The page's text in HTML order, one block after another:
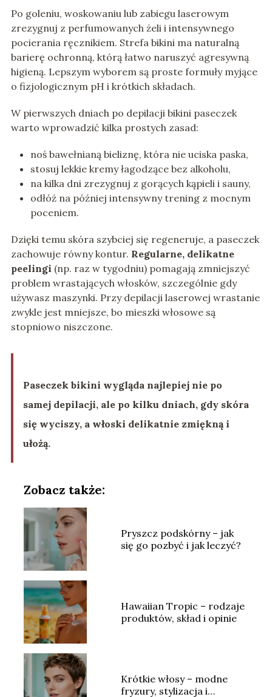
Po goleniu, woskowaniu lub zabiegu laserowym
zrezygnuj z perfumowanych żeli i intensywnego
pocierania ręcznikiem. Strefa bikini ma naturalną
barierę ochronną, którą łatwo naruszyć agresywną
higieną. Lepszym wyborem są proste formuły myjące
o fizjologicznym pH i krótkich składach.
W pierwszych dniach po depilacji bikini paseczek
warto wprowadzić kilka prostych zasad:
noś bawełnianą bieliznę, która nie uciska paska,
stosuj lekkie kremy łagodzące bez alkoholu,
na kilka dni zrezygnuj z gorących kąpieli i sauny,
odłóż na później intensywny trening z mocnym
poceniem.
Dzięki temu skóra szybciej się regeneruje, a paseczek
zachowuje równy kontur. Regularne, delikatne
peelingi (np. raz w tygodniu) pomagają zmniejszyć
problem wrastających włosków, szczególnie gdy
używasz maszynki. Przy depilacji laserowej wrastanie
zwykle jest mniejsze, bo mieszki włosowe są
stopniowo niszczone.
Paseczek bikini wygląda najlepiej nie po
samej depilacji, ale po kilku dniach, gdy skóra
się wyciszy, a włoski delikatnie zmiękną i
ułożą.
Zobacz także:
Pryszcz podskórny – jak
się go pozbyć i jak leczyć?
Hawaiian Tropic – rodzaje
produktów, skład i opinie
Krótkie włosy – modne
fryzury, stylizacja i